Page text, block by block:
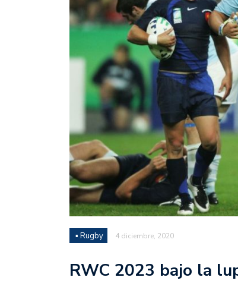
en la historia
Nicolás
de Vélez a la
Boca ganó con
diferencia y un
El Nacional de
Simonet
Lista de la
2026
Lista de la
Sudamericana
▪ Rugby 4 diciembre, 2020
RWC 2023 bajo la